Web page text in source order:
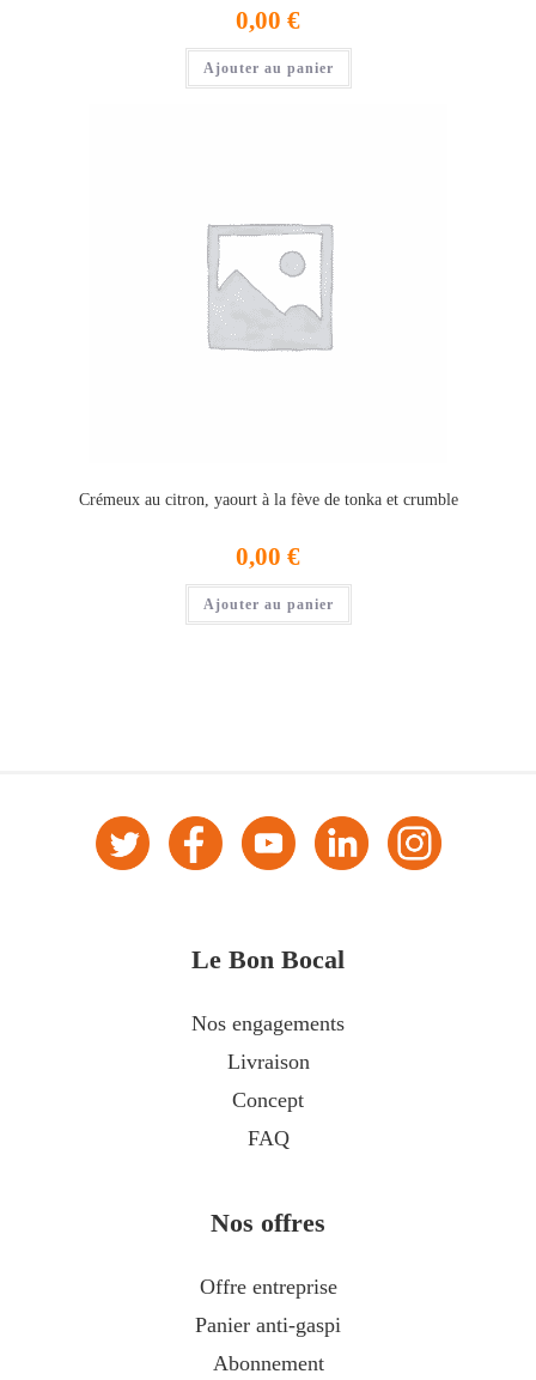
0,00 €
Ajouter au panier
Crémeux au citron, yaourt à la fève de tonka et crumble
0,00 €
Ajouter au panier
Le Bon Bocal
Nos engagements
Livraison
Concept
FAQ
Nos offres
Offre entreprise
Panier anti-gaspi
Abonnement